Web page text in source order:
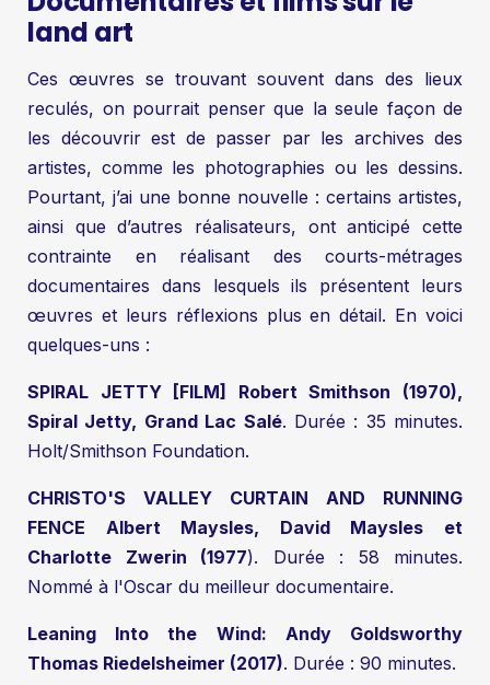
land art
Ces œuvres se trouvant souvent dans des lieux
reculés, on pourrait penser que la seule façon de
les découvrir est de passer par les archives des
artistes, comme les photographies ou les dessins.
Pourtant, j’ai une bonne nouvelle : certains artistes,
ainsi que d’autres réalisateurs, ont anticipé cette
contrainte en réalisant des courts-métrages
documentaires dans lesquels ils présentent leurs
œuvres et leurs réflexions plus en détail. En voici
quelques-uns :
SPIRAL JETTY [FILM] Robert Smithson (1970),
Spiral Jetty, Grand Lac Salé. Durée : 35 minutes.
Holt/Smithson Foundation.
CHRISTO'S VALLEY CURTAIN AND RUNNING
FENCE Albert Maysles, David Maysles et
Charlotte Zwerin (1977). Durée : 58 minutes.
Nommé à l'Oscar du meilleur documentaire.
Leaning Into the Wind: Andy Goldsworthy
Thomas Riedelsheimer (2017). Durée : 90 minutes.